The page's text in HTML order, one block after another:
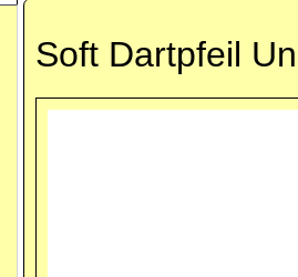
Soft Dartpfeil